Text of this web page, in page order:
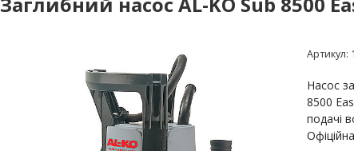
Артикул:
Насос
8500
подачі